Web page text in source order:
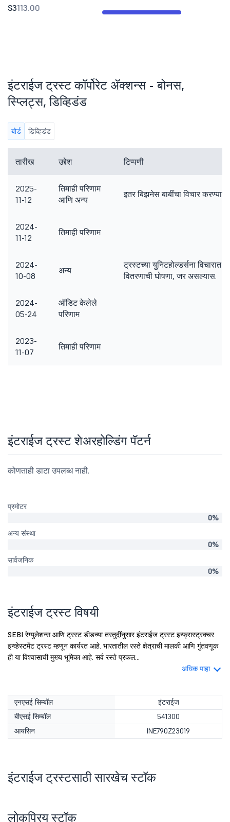
S3113.00
इंटराईज ट्रस्ट कॉर्पोरेट ॲक्शन्स - बोनस,
स्प्लिट्स, डिव्हिडंड
बोर्ड डिव्हिडंड
तारीख उद्देश टिप्पणी
2025-
11-12
तिमाही परिणाम
आणि अन्य
इतर बिझनेस बाबींचा विचार
2024-
11-12
तिमाही परिणाम
2024-
10-08
अन्य
ट्रस्टच्या युनिटहोल्डर्सना विचारात
वितरणाची घोषणा, जर असल्यास.
2024-
05-24
ऑडिट केलेले
परिणाम
2023-
11-07
तिमाही परिणाम
इंटराईज ट्रस्ट शेअरहोल्डिंग पॅटर्न
कोणताही डाटा उपलब्ध नाही.
प्रमोटर
0%
अन्य संस्था
0%
सार्वजनिक
0%
इंटराईज ट्रस्ट विषयी
SEBI रेग्युलेशन्स आणि ट्रस्ट डीडच्या तरतुदींनुसार इंटराईज ट्रस्ट इन्फ्रास्ट्रक्चर
इन्व्हेस्टमेंट ट्रस्ट म्हणून कार्यरत आहे. भारतातील रस्ते क्षेत्राची मालकी आणि गुंतवणूक
ही या विश्वासाची मुख्य भूमिका आहे. सर्व रस्ते प्रकल...
अधिक पाहा
एनएसई सिम्बॉल
इंटराईज
बीएसई सिम्बॉल
541300
आयसिन
INE790Z23019
इंटराईज ट्रस्टसाठी सारखेच स्टॉक
लोकप्रिय स्टॉक